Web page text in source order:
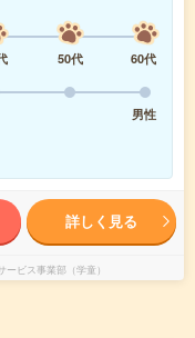
50代
60代
男性
詳しく見る
ビス事業部（学童）